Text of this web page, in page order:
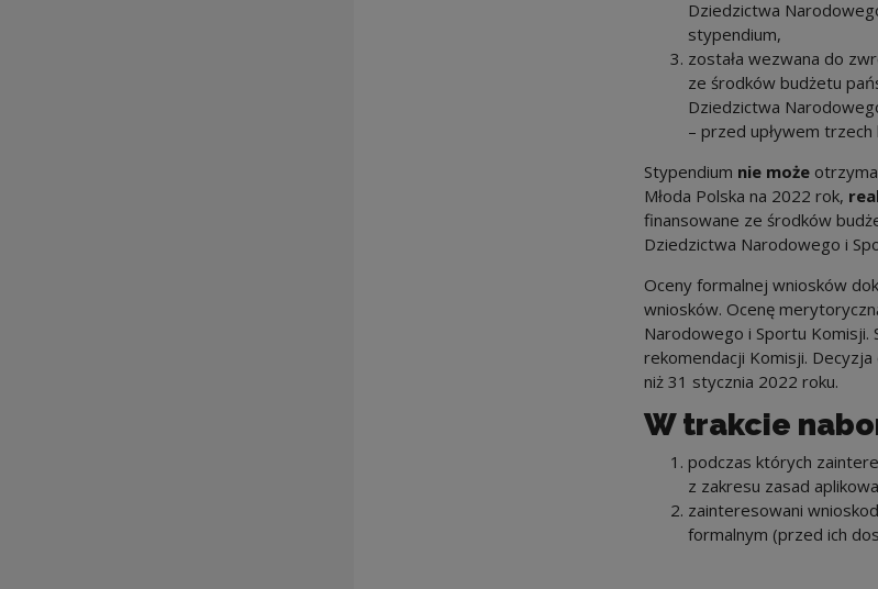
Dziedzictwa
stypendium,
została wezwana do
ze środków budżetu
Dziedzictwa
– przed upływem
Stypendium nie może
Młoda Polska na 2022 rok,
finansowane ze środków
Dziedzictwa Narodowego i
Oceny formalnej wniosków
wniosków. Ocenę
Narodowego i Sportu
rekomendacji Komisji.
niż 31 stycznia 2022 roku.
W trakcie
podczas których
z zakresu zasad
zainteresowani
formalnym (przed ich